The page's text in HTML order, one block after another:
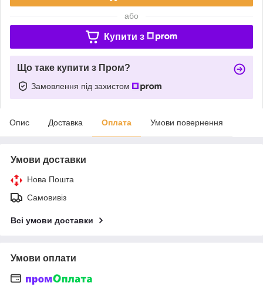
або
Купити з
Що таке купити з Пром?
Замовлення під захистом
Опис Доставка Оплата Умови повернення
Умови доставки
Нова Пошта
Самовивіз
Всі умови доставки
Умови оплати